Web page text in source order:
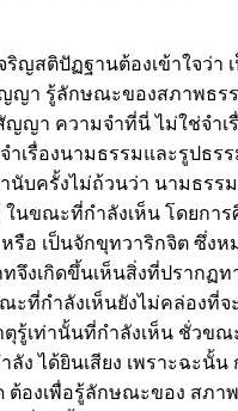
ริญสติปัฏฐานต้องเข้าใจว่า
ญา รู้ลักษณะของสภาพธร
ญญา ความจำที่นี่ ไม่ใช่จำ
ำเรื่องนามธรรมและรูปธร
บครั้งไม่ถ้วนว่า นามธรรม
ในขณะที่กำลังเห็น โดยกา
อ เป็นจักขุทวาริกจิต ซึ่งห
จึงเกิดขึ้นเห็นสิ่งที่ปรากฏ
ะที่กำลังเห็นยังไม่คล่องที่จ
ตุรู้เท่านั้นที่กำลังเห็น ชั่วข
ลัง ได้ยินเสียง เพราะฉะนั้น
องเพื่อรู้ลักษณะของ สภา